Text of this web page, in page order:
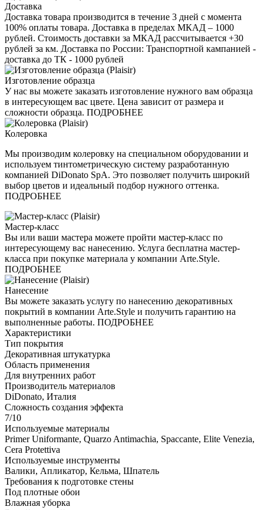
Доставка
Доставка товара производится в течение 3 дней с момента
100% оплаты товара. Доставка в пределах МКАД – 1000
рублей. Стоимость доставки за МКАД рассчитывается +30
рублей за км. Доставка по России: Транспортной кампанией -
доставка до ТК - 1000 рублей
Изготовление образца
У нас вы можете заказать изготовление нужного вам образца
в интересующем вас цвете. Цена зависит от размера и
сложности образца. ПОДРОБНЕЕ
Колеровка
Мы производим колеровку на специальном оборудовании и
используем тинтометрическую систему разработанную
компанией DiDonato SpA. Это позволяет получить широкий
выбор цветов и идеальный подбор нужного оттенка.
ПОДРОБНЕЕ
Мастер-класс
Вы или ваши мастера можете пройти мастер-класс по
интересующему вас нанесению. Услуга бесплатна мастер-
класса при покупке материала у компании Arte.Style.
ПОДРОБНЕЕ
Нанесение
Вы можете заказать услугу по нанесению декоративных
покрытий в компании Arte.Style и получить гарантию на
выполненные работы. ПОДРОБНЕЕ
Характеристики
Тип покрытия
Декоративная штукатурка
Область применения
Для внутренних работ
Производитель материалов
DiDonato, Италия
Сложность создания эффекта
7/10
Используемые материалы
Primer Uniformante, Quarzo Antimachia, Spaccante, Elite Venezia,
Cera Protettiva
Используемые инструменты
Валики, Апликатор, Кельма, Шпатель
Требования к подготовке стены
Под плотные обои
Влажная уборка